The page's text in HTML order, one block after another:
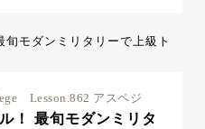
Lesson.862 アスペジ
！ 最旬モダンミリタ